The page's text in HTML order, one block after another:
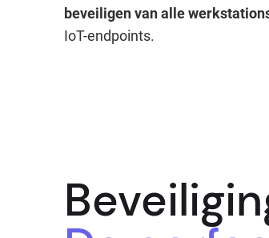
beveiligen van alle
IoT-endpoints.